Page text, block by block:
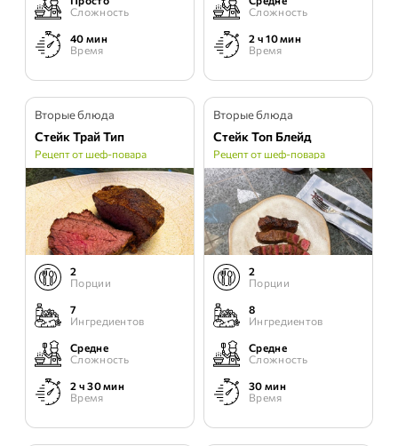
Сложность
40 мин
Время
Сложность
2 ч 10 мин
Время
Вторые блюда
Стейк Трай Тип
Рецепт от шеф-повара
2
Порции
7
Ингредиентов
Средне
Сложность
2 ч 30 мин
Время
Вторые блюда
Стейк Топ Блейд
Рецепт от шеф-повара
2
Порции
8
Ингредиентов
Средне
Сложность
30 мин
Время